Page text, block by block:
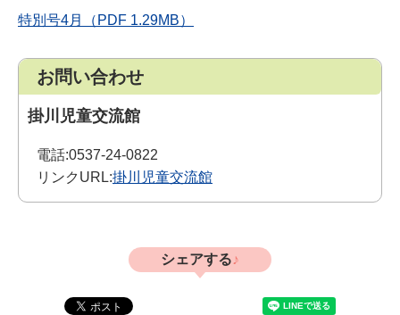
特別号4月（PDF 1.29MB）
お問い合わせ
掛川児童交流館
電話:0537-24-0822
リンクURL:掛川児童交流館
シェアする